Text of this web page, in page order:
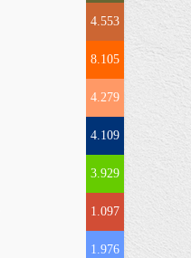
4.553
8.105
4.279
4.109
3.929
1.097
1.976